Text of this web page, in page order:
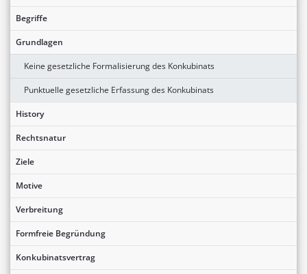
Begriffe
Grundlagen
Keine gesetzliche Formalisierung des Konkubinats
Punktuelle gesetzliche Erfassung des Konkubinats
History
Rechtsnatur
Ziele
Motive
Verbreitung
Formfreie Begründung
Konkubinatsvertrag